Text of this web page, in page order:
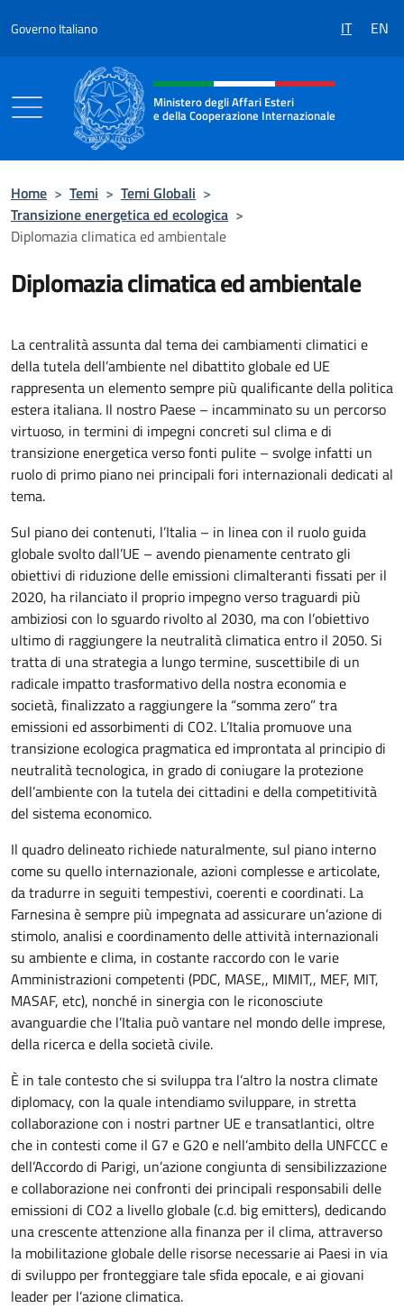
Governo Italiano IT EN
Intestazione sito, social e menù
Ministero degli Affari Esteri
e della Cooperazione Internazionale
Home > Temi > Temi Globali >
Transizione energetica ed ecologica >
Diplomazia climatica ed ambientale
Diplomazia climatica ed ambientale
La centralità assunta dal tema dei cambiamenti climatici e
della tutela dell’ambiente nel dibattito globale ed UE
rappresenta un elemento sempre più qualificante della politica
estera italiana. Il nostro Paese – incamminato su un percorso
virtuoso, in termini di impegni concreti sul clima e di
transizione energetica verso fonti pulite – svolge infatti un
ruolo di primo piano nei principali fori internazionali dedicati al
tema.
Sul piano dei contenuti, l’Italia – in linea con il ruolo guida
globale svolto dall’UE – avendo pienamente centrato gli
obiettivi di riduzione delle emissioni climalteranti fissati per il
2020, ha rilanciato il proprio impegno verso traguardi più
ambiziosi con lo sguardo rivolto al 2030, ma con l’obiettivo
ultimo di raggiungere la neutralità climatica entro il 2050. Si
tratta di una strategia a lungo termine, suscettibile di un
radicale impatto trasformativo della nostra economia e
società, finalizzato a raggiungere la “somma zero” tra
emissioni ed assorbimenti di CO2. L’Italia promuove una
transizione ecologica pragmatica ed improntata al principio di
neutralità tecnologica, in grado di coniugare la protezione
dell’ambiente con la tutela dei cittadini e della competitività
del sistema economico.
Il quadro delineato richiede naturalmente, sul piano interno
come su quello internazionale, azioni complesse e articolate,
da tradurre in seguiti tempestivi, coerenti e coordinati. La
Farnesina è sempre più impegnata ad assicurare un’azione di
stimolo, analisi e coordinamento delle attività internazionali
su ambiente e clima, in costante raccordo con le varie
Amministrazioni competenti (PDC, MASE,, MIMIT,, MEF, MIT,
MASAF, etc), nonché in sinergia con le riconosciute
avanguardie che l’Italia può vantare nel mondo delle imprese,
della ricerca e della società civile.
È in tale contesto che si sviluppa tra l’altro la nostra climate
diplomacy, con la quale intendiamo sviluppare, in stretta
collaborazione con i nostri partner UE e transatlantici, oltre
che in contesti come il G7 e G20 e nell’ambito della UNFCCC e
dell’Accordo di Parigi, un’azione congiunta di sensibilizzazione
e collaborazione nei confronti dei principali responsabili delle
emissioni di CO2 a livello globale (c.d. big emitters), dedicando
una crescente attenzione alla finanza per il clima, attraverso
la mobilitazione globale delle risorse necessarie ai Paesi in via
di sviluppo per fronteggiare tale sfida epocale, e ai giovani
leader per l’azione climatica.